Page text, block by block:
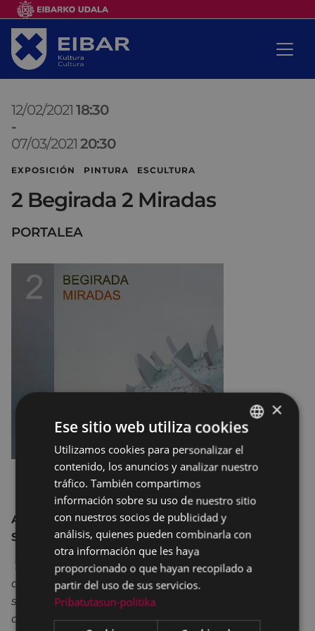
12/02/2021 18:30
-
07/03/2021 20:30
EXPOSICIÓN PINTURA ESCULTURA
2 Begirada 2 Miradas
PORTALEA
AITOR ETXEBERRIA eskultura AITOR
SARASKETA pintura
Dos artistas nacidos en la pintura, dos artistas
que en su recorrido nunca nos han dejado de
sorprender dentro de esa supuesta formación
autodidacta que siempre se rompe con la natural
BASQUE
SPANISH
×
Ese sitio web utiliza cookies
Utilizamos cookies para personalizar el
contenido, los anuncios y analizar nuestro
tráfico. También compartimos
información sobre su uso de nuestro sitio
con nuestros socios de publicidad y
análisis, quienes pueden combinarla con
otra información que les haya
proporcionado o que hayan recopilado a
partir del uso de sus servicios.
Pribatutasun-politika